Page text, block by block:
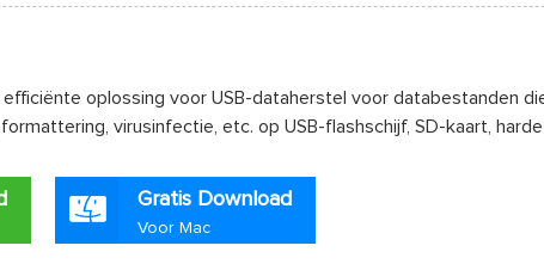
oplossing voor USB-dataherstel voor databestanden
virusinfectie, etc. op USB-flashschijf, SD-kaart,
Gratis Download
Voor Mac